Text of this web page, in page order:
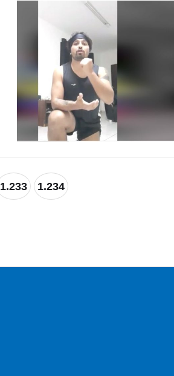
1.233 1.234